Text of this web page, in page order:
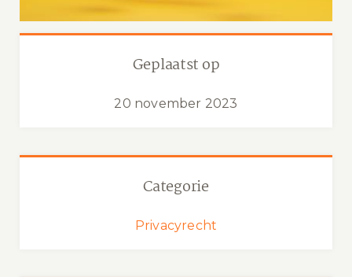
Categorie
Privacyrecht
Geplaatst op
20 november 2023